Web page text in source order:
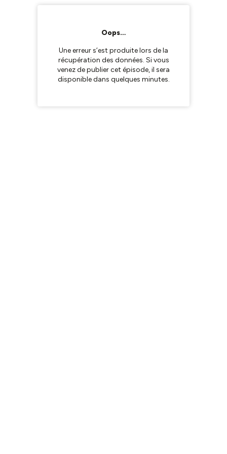
Oops…
Une erreur s’est produite lors de la
récupération des données. Si vous
venez de publier cet épisode, il sera
disponible dans quelques minutes.